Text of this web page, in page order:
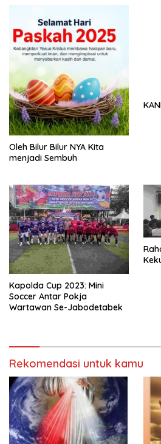
Oleh Bilur Bilur NYA Kita
menjadi Sembuh
Kapolda Cup 2023: Mini
Soccer Antar Pokja
Wartawan Se-Jabodetabek
Rekomendasi untuk kamu